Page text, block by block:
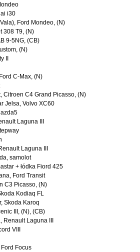
i30
Ford Mondeo, (N)
308 T9, (N)
9-5NG, (CB)
(N)
II
C-Max, (N)
Citroen C4 Grand Picasso, (N)
Jelsa, Volvo XC60
Laguna III
Laguna III
samolot
+ łódka Fiord 425
Ford Transit
C3 Picasso, (N)
Kodiaq FL
Skoda Karoq
III, (N), (CB)
Renault Laguna III
VIII
Ford Focus